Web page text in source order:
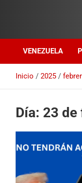
VENEZUELA
Inicio 2025
Día: 23 de